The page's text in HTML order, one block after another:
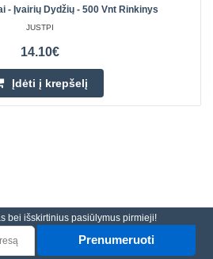
- Įvairių Dydžių - 500 Vnt Rinkinys
JUSTPI
14.10€
Įdėti į krepšelį
bei išskirtinius pasiūlymus pirmieji!
Prenumeruoti